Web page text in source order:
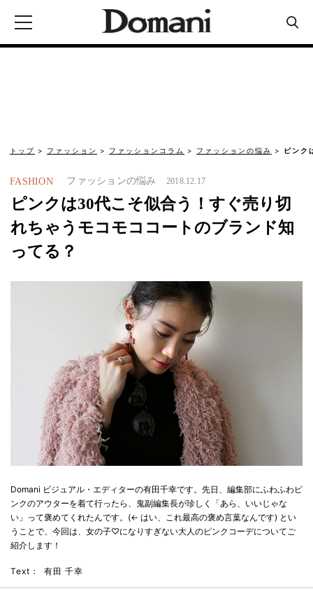
トップ ファッション ファッションコラム ファッションの悩み ピンク
FASHION ファッションの悩み 2018.12.17
ピンクは30代こそ似合う！すぐ売り切
れちゃうモコモココートのブランド知
ってる？
Domani ビジュアル・エディターの有田千幸です。先日、編集部にふわふわピ
ンクのアウターを着て行ったら、鬼副編集長が珍しく「あら、いいじゃな
い」って褒めてくれたんです。(← はい、これ最高の褒め言葉なんです) とい
うことで、今回は、女の子♡になりすぎない大人のピンクコーデについてご
紹介します！
Text： 有田 千幸